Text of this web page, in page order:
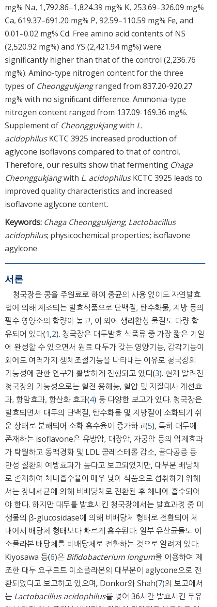
mg% Na, 1,792.86–1,824.39 mg% K, 253.69–326.09 mg%
Ca, 619.37–691.20 mg% P, 92.59–110.59 mg% Fe, and
0.01–0.02 mg% Cd. Free amino acid contents of NS
(2,520.92 mg%) and YS (2,421.94 mg%) were
significantly higher than that of the control (2,236.76
mg%). Amino-type nitrogen content for the three
types of Cheonggukjangranged from 837.20-920.27
mg% with no significant difference. Ammonia-type
nitrogen content ranged from 137.09-169.36 mg%.
Supplement of Cheonggukjangwith L.
acidophilusKCTC 3925 increased production of
aglycone isoflavons compared to that of control.
Therefore, our results show that fermenting Chaga
Cheonggukjangwith L. acidophilusKCTC 3925 leads to
improved quality characteristics and increased
isoflavone aglycone content.
Keywords: Chaga Cheonggukjang; Lactobacillus
acidophilus; physicochemical properties; isoflavone
agylcone
서론
청국장은 콩을 주원료로 하여 종균의 사용 없이도 자연발효
법에 의해 제조되는 발효식품으로 단백질, 탄수화물, 지방 등의
필수 영양소의 함량이 높고, 이 외에 생리활성 물질도 다량 함
유되어 있다(1,2). 청국장은 대두발효 식품류 중 가장 짧은 기일
에 완성할 수 있으면서 원료 대두가 갖는 영양기능, 감각기능이
외에도 여러가지 생체조절기능을 나타내는 이유로 청국장의
기능성에 관한 연구가 활발하게 진행되고 있다(3). 현재 알려진
청국장의 기능성으로는 혈전 용해능, 혈압 및 지질대사 개선효
과, 항암효과, 항산화 효과(4) 등 다양한 보고가 있다. 청국장은
발효되면서 대두의 단백질, 탄수화물 및 지방질이 소화되기 쉬
운 상태로 분해되어 소화 흡수율이 증가하고(5), 특히 대두에
존재하는 isoflavone은 유방암, 대장암, 자궁암 등의 억제효과
가 탁월하고 동맥경화 및 LDL 콜레스테롤 감소, 골다공증 등
만성 질환의 예방효과가 높다고 보고되었지만, 대부분 배당체
로 존재하여 체내흡수율이 매우 낮아 식품으로 섭취하기 위해
서는 장내세균에 의해 비배당체로 전환된 후 체내에 흡수되어
야 한다. 하지만 대두를 발효시킨 청국장에서는 발효과정 중 미
생물의 β-glucosidase에 의해 비배당체 형태로 전환되어 체
내에서 배당체 형태보다 빠르게 흡수된다. 일부 유산균들도 이
소플라본 배당체를 비배당체로 전환하는 것으로 알려져 있다.
Kiyosawa 등(6)은 Bifidobacterium longum을 이용하여 제
조한 대두 요구르트 이소플라본의 대부분이 aglycone으로 전
환되었다고 보고하고 있으며, Donkor와 Shah(7)의 보고에서
는 Lactobacillus acidophilus를 넣어 36시간 발효시킨 두유